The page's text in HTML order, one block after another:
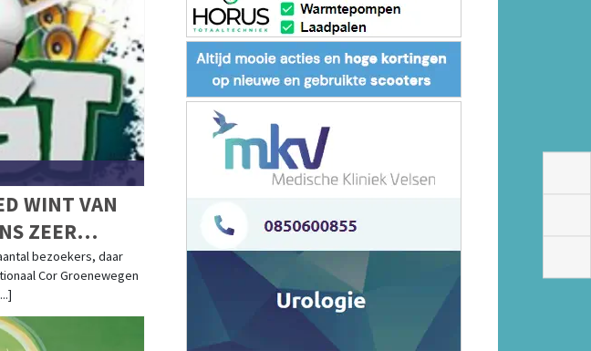
WINT VAN
ZEER
bezoekers, daar
Cor Groenewegen